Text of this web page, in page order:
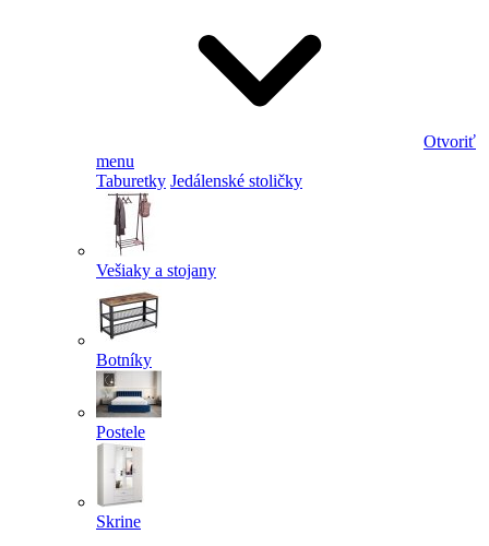
Otvoriť
menu
Taburetky Jedálenské stoličky
Vešiaky a stojany
Botníky
Postele
Skrine